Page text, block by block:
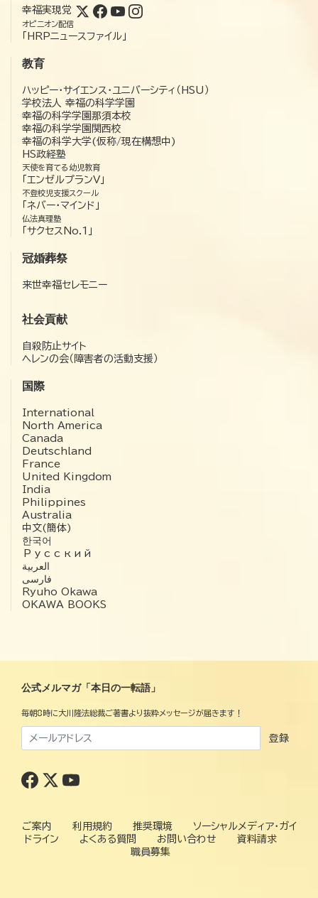
幸福実現党
オピニオン配信
「HRPニュースファイル」
教育
ハッピー・サイエンス・ユニバーシティ（HSU）
学校法人 幸福の科学学園
幸福の科学学園那須本校
幸福の科学学園関西校
幸福の科学大学(仮称/現在構想中)
HS政経塾
天使を育てる幼児教育
「エンゼルプランV」
不登校児支援スクール
「ネバー・マインド」
仏法真理塾
「サクセスNo.1」
冠婚葬祭
来世幸福セレモニー
社会貢献
自殺防止サイト
ヘレンの会（障害者の活動支援）
国際
International
North America
Canada
Deutschland
France
United Kingdom
India
Philippines
Australia
中文(簡体)
한국어
Русский
العربية‏
فارسی
Ryuho Okawa
OKAWA BOOKS
公式メルマガ「本日の一転語」
毎朝8時に大川隆法総裁ご著書より抜粋メッセージが届きます！
登録
ご案内 利用規約 推奨環境
ソーシャルメディア・ガイ
ドライン
よくある質問 お問い合わせ
資料請求
職員募集